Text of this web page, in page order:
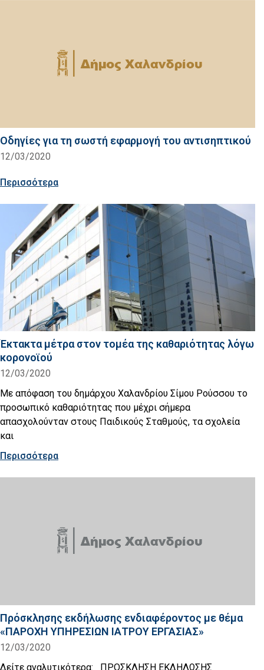
Οδηγίες για τη σωστή εφαρμογή του αντισηπτικού
12/03/2020
Περισσότερα
Έκτακτα μέτρα στον τομέα της καθαριότητας λόγω
κορονοϊού
12/03/2020
Με απόφαση του δημάρχου Χαλανδρίου Σίμου Ρούσσου το
προσωπικό καθαριότητας που μέχρι σήμερα
απασχολούνταν στους Παιδικούς Σταθμούς, τα σχολεία
και
Περισσότερα
Πρόσκλησης εκδήλωσης ενδιαφέροντος με θέμα
«ΠΑΡΟΧΗ ΥΠΗΡΕΣΙΩΝ ΙΑΤΡΟΥ ΕΡΓΑΣΙΑΣ»
12/03/2020
Δείτε αναλυτικότερα: ΠΡΟΣΚΛΗΣΗ ΕΚΔΗΛΩΣΗΣ